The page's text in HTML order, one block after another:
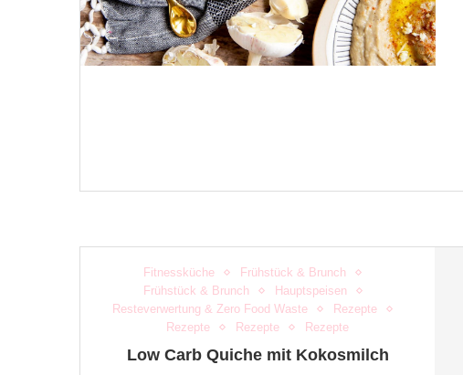
Fitnessküche
Frühstück & Brunch
Frühstück & Brunch
Hauptspeisen
Resteverwertung & Zero Food Waste
Rezepte
Rezepte
Rezepte Rezepte
Low Carb Quiche mit Kokosmilch